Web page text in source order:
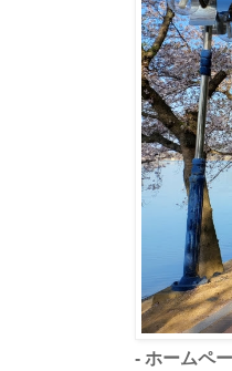
- ホームペ